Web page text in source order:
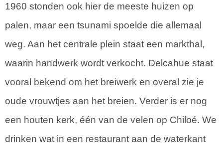
1960 stonden ook hier de meeste huizen op
palen, maar een tsunami spoelde die allemaal
weg. Aan het centrale plein staat een markthal,
waarin handwerk wordt verkocht. Delcahue staat
vooral bekend om het breiwerk en overal zie je
oude vrouwtjes aan het breien. Verder is er nog
een houten kerk, één van de velen op Chiloé. We
drinken wat in een restaurant aan de waterkant